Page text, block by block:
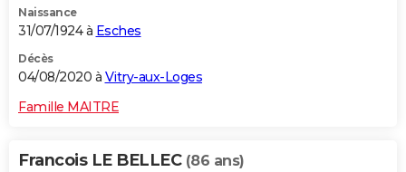
Naissance
31/07/1924 à Esches
Décès
04/08/2020 à Vitry-aux-Loges
Famille MAITRE
Francois LE BELLEC (86 ans)